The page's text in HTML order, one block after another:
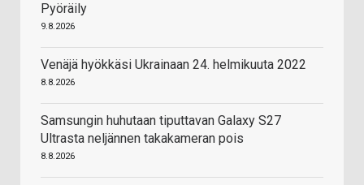
Pyöräily
9.8.2026
Venäjä hyökkäsi Ukrainaan 24. helmikuuta 2022
8.8.2026
Samsungin huhutaan tiputtavan Galaxy S27
Ultrasta neljännen takakameran pois
8.8.2026